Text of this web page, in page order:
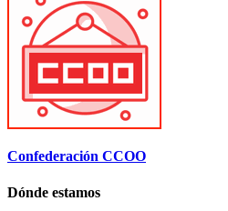
Confederación CCOO
Dónde estamos